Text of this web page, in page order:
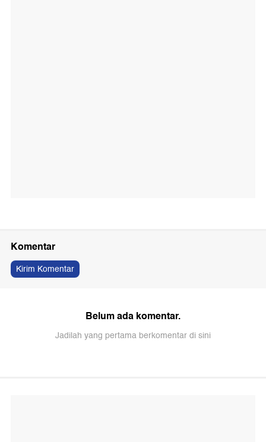
Komentar
Kirim Komentar
Belum ada komentar.
Jadilah yang pertama berkomentar di sini